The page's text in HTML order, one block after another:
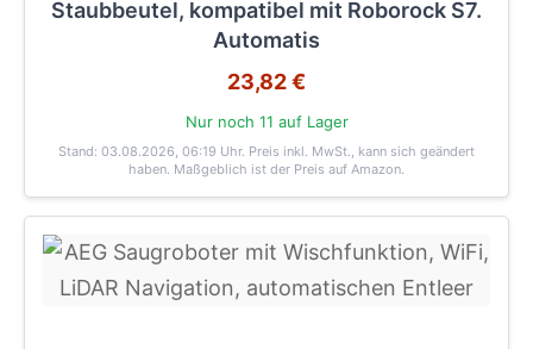
Staubbeutel, kompatibel mit Roborock S7.
Automatis
23,82 €
Nur noch 11 auf Lager
Stand: 03.08.2026, 06:19 Uhr. Preis inkl. MwSt., kann sich geändert
haben. Maßgeblich ist der Preis auf Amazon.